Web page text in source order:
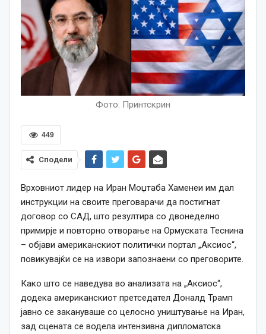
Фото: Принтскрин
449
Сподели
Врховниот лидер на Иран Моџтаба Хаменеи им дал
инструкции на своите преговарачи да постигнат
договор со САД, што резултира со двонеделно
примирје и повторно отворање на Ормуската Теснина
– објави американскиот политички портал „Аксиос“,
повикувајќи се на извори запознаени со преговорите.
Како што се наведува во анализата на „Аксиос“,
додека американскиот претседател Доналд Трамп
јавно се закануваше со целосно уништување на Иран,
зад сцената се водела интензивна дипломатска